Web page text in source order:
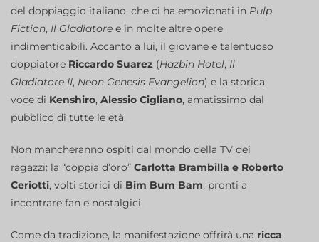
del doppiaggio italiano, che ci ha emozionati in Pulp
Fiction, Il Gladiatore e in molte altre opere
indimenticabili. Accanto a lui, il giovane e talentuoso
doppiatore Riccardo Suarez (Hazbin Hotel, Il
Gladiatore II, Neon Genesis Evangelion) e la storica
voce di Kenshiro, Alessio Cigliano, amatissimo dal
pubblico di tutte le età.
Non mancheranno ospiti dal mondo della TV dei
ragazzi: la “coppia d’oro” Carlotta Brambilla e Roberto
Ceriotti, volti storici di Bim Bum Bam, pronti a
incontrare fan e nostalgici.
Come da tradizione, la manifestazione offrirà una ricca